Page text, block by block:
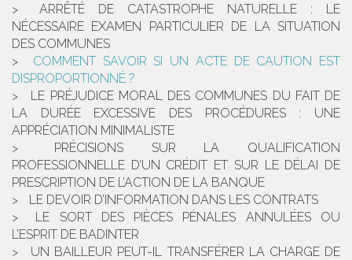
ARRÊTÉ DE CATASTROPHE NATURELLE : LE
NÉCESSAIRE EXAMEN PARTICULIER DE LA SITUATION
DES COMMUNES
COMMENT SAVOIR SI UN ACTE DE CAUTION EST
DISPROPORTIONNÉ ?
LE PRÉJUDICE MORAL DES COMMUNES DU FAIT DE
LA DURÉE EXCESSIVE DES PROCÉDURES : UNE
APPRÉCIATION MINIMALISTE
PRÉCISIONS SUR LA QUALIFICATION
PROFESSIONNELLE D’UN CRÉDIT ET SUR LE DÉLAI DE
PRESCRIPTION DE L’ACTION DE LA BANQUE
LE DEVOIR D’INFORMATION DANS LES CONTRATS
LE SORT DES PIÈCES PÉNALES ANNULÉES OU
L’ESPRIT DE BADINTER
UN BAILLEUR PEUT-IL TRANSFÉRER LA CHARGE DE